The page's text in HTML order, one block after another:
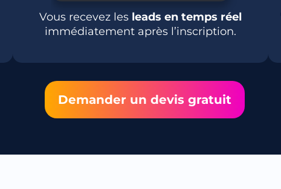
Vous recevez les leads en temps réel
immédiatement après l’inscription.
Demander un devis gratuit